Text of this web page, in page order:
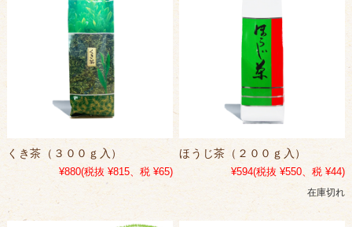
くき茶（３００ｇ入）
¥880(税抜 ¥815、税 ¥65)
ほうじ茶（２００ｇ入）
¥594(税抜 ¥550、税 ¥44)
在庫切れ